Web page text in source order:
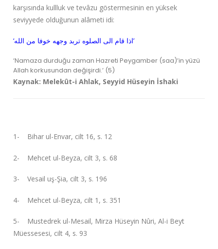
karşısında kullluk ve tevâzu göstermesinin en yüksek
seviyyede olduğunun alâmeti idi:
‘اذا قام الى الصلوه تربد وجهه خوفا من الله’
‘Namaza durduğu zaman Hazreti Peygamber (saa)’in yüzü
Allah korkusundan değişirdi.’ (5)
Kaynak: Melekût-i Ahlak, Seyyid Hüseyin İshaki
1- Bihar ul-Envar, cilt 16, s. 12
2- Mehcet ul-Beyza, cilt 3, s. 68
3- Vesail uş-Şia, cilt 3, s. 196
4- Mehcet ul-Beyza, cilt 1, s. 351
5- Mustedrek ul-Mesail, Mirza Hüseyin Nûri, Al-i Beyt
Müessesesi, cilt 4, s. 93